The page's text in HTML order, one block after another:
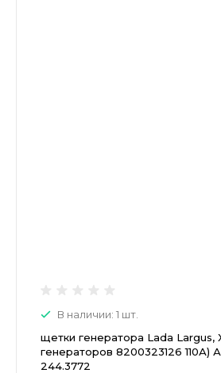
В наличии: 1 шт.
щетки генератора Lada Largus,
генераторов 8200323126 110А)
244.3772